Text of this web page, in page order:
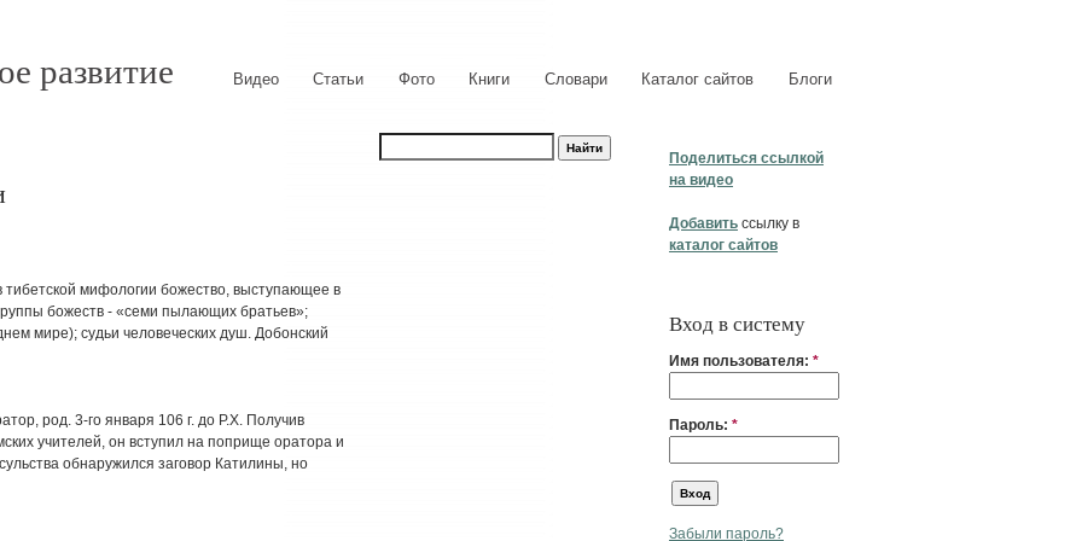
развитие Видео Статьи Фото Книги Словари Каталог сайтов Блоги
Поделиться ссылкой
на видео
Добавить ссылку в
каталог сайтов
Вход в систему
Имя пользователя: *
Пароль: *
Забыли пароль?
тибетской мифологии божество, выступающее в
божеств - «семи пылающих братьев»;
мире); судьи человеческих душ. Добонский
род. 3-го января 106 г. до Р.Х. Получив
учителей, он вступил на поприще оратора и
обнаружился заговор Катилины, но